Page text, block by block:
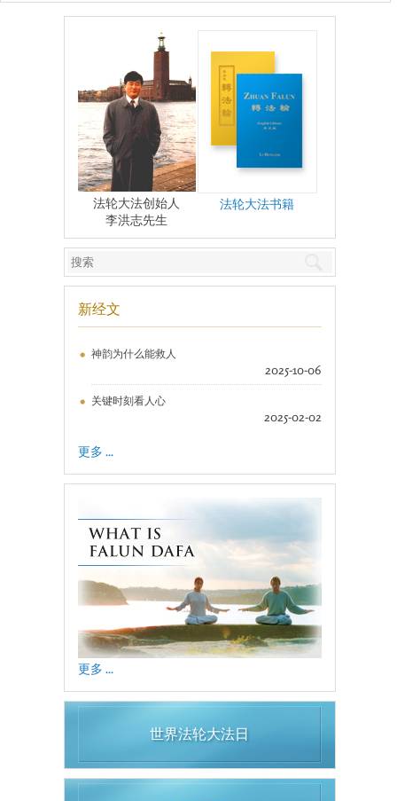
法轮大法创始人
李洪志先生
法轮大法书籍
新经文
神韵为什么能救人
2025-10-06
关键时刻看人心
2025-02-02
更多 ...
更多 ...
世界法轮大法日